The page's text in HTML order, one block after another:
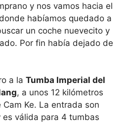
y nos vamos hacia el
habíamos quedado a
un coche nuevecito y
Por fin había dejado de
a la Tumba Imperial del
, a unos 12 kilómetros
Ke. La entrada son
válida para 4 tumbas